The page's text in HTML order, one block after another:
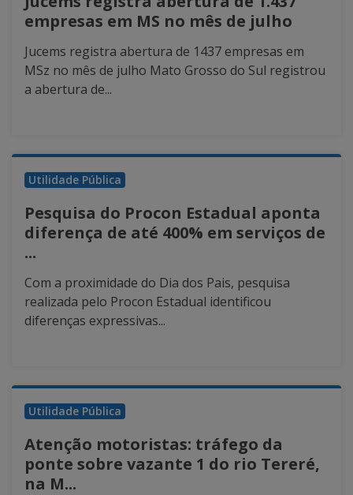
empresas em MS no mês de julho
Jucems registra abertura de 1437 empresas em
MSz no mês de julho Mato Grosso do Sul registrou
a abertura de...
Utilidade Pública
Pesquisa do Procon Estadual aponta
diferença de até 400% em serviços de
...
Com a proximidade do Dia dos Pais, pesquisa
realizada pelo Procon Estadual identificou
diferenças expressivas...
Utilidade Pública
Atenção motoristas: tráfego da
ponte sobre vazante 1 do rio Tereré,
na M...